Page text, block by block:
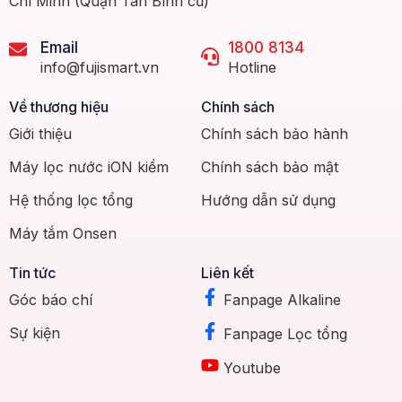
1800 8134
Hotline
Email
info@fujismart.vn
Về thương hiệu
Giới thiệu
Máy lọc nước iON kiềm
Hệ thống lọc tổng
Máy tắm Onsen
Chính sách
Chính sách bảo hành
Chính sách bảo mật
Hướng dẫn sử dụng
Tin tức
Góc báo chí
Sự kiện
Liên kết
Fanpage Alkaline
Fanpage Lọc tổng
Youtube